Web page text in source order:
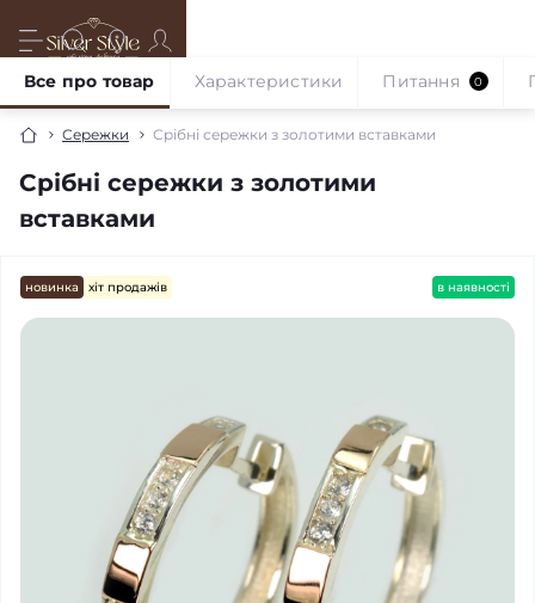
Сережки Срібні сережки з золотими вставками
Срібні сережки з золотими
вставками
Все про товар Характеристики Питання 0
новинка хіт продажів в наявності